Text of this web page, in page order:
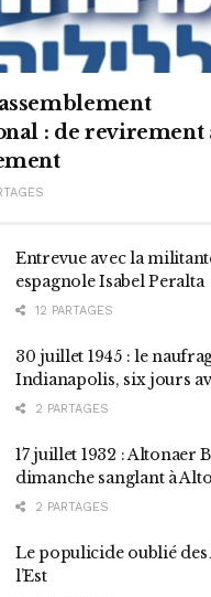
: de revirement
Entrevue avec la
espagnole Isabel Peralta
12 PARTAGES
30 juillet 1945 : le
Indianapolis, six jours
2 PARTAGES
17 juillet 1932 : Altonaer
dimanche sanglant à
2 PARTAGES
Le populicide oublié des
l’Est